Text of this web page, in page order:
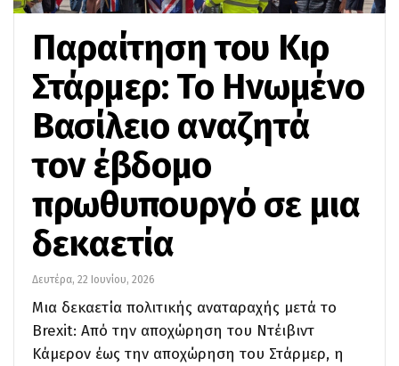
Παραίτηση του Κιρ
Στάρμερ: Το Ηνωμένο
Βασίλειο αναζητά
τον έβδομο
πρωθυπουργό σε μια
δεκαετία
Δευτέρα, 22 Ιουνίου, 2026
Μια δεκαετία πολιτικής αναταραχής μετά το
Brexit: Από την αποχώρηση του Ντέιβιντ
Κάμερον έως την αποχώρηση του Στάρμερ, η